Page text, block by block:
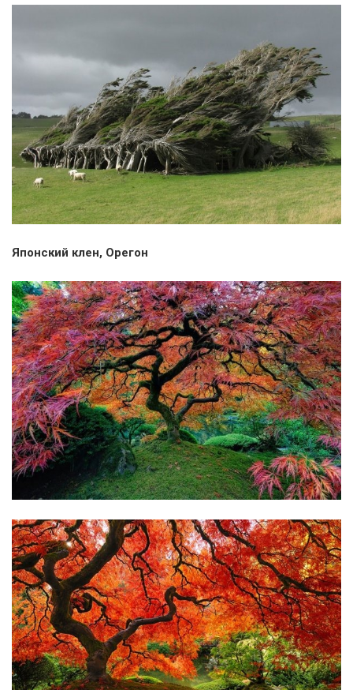
Японский клен, Орегон